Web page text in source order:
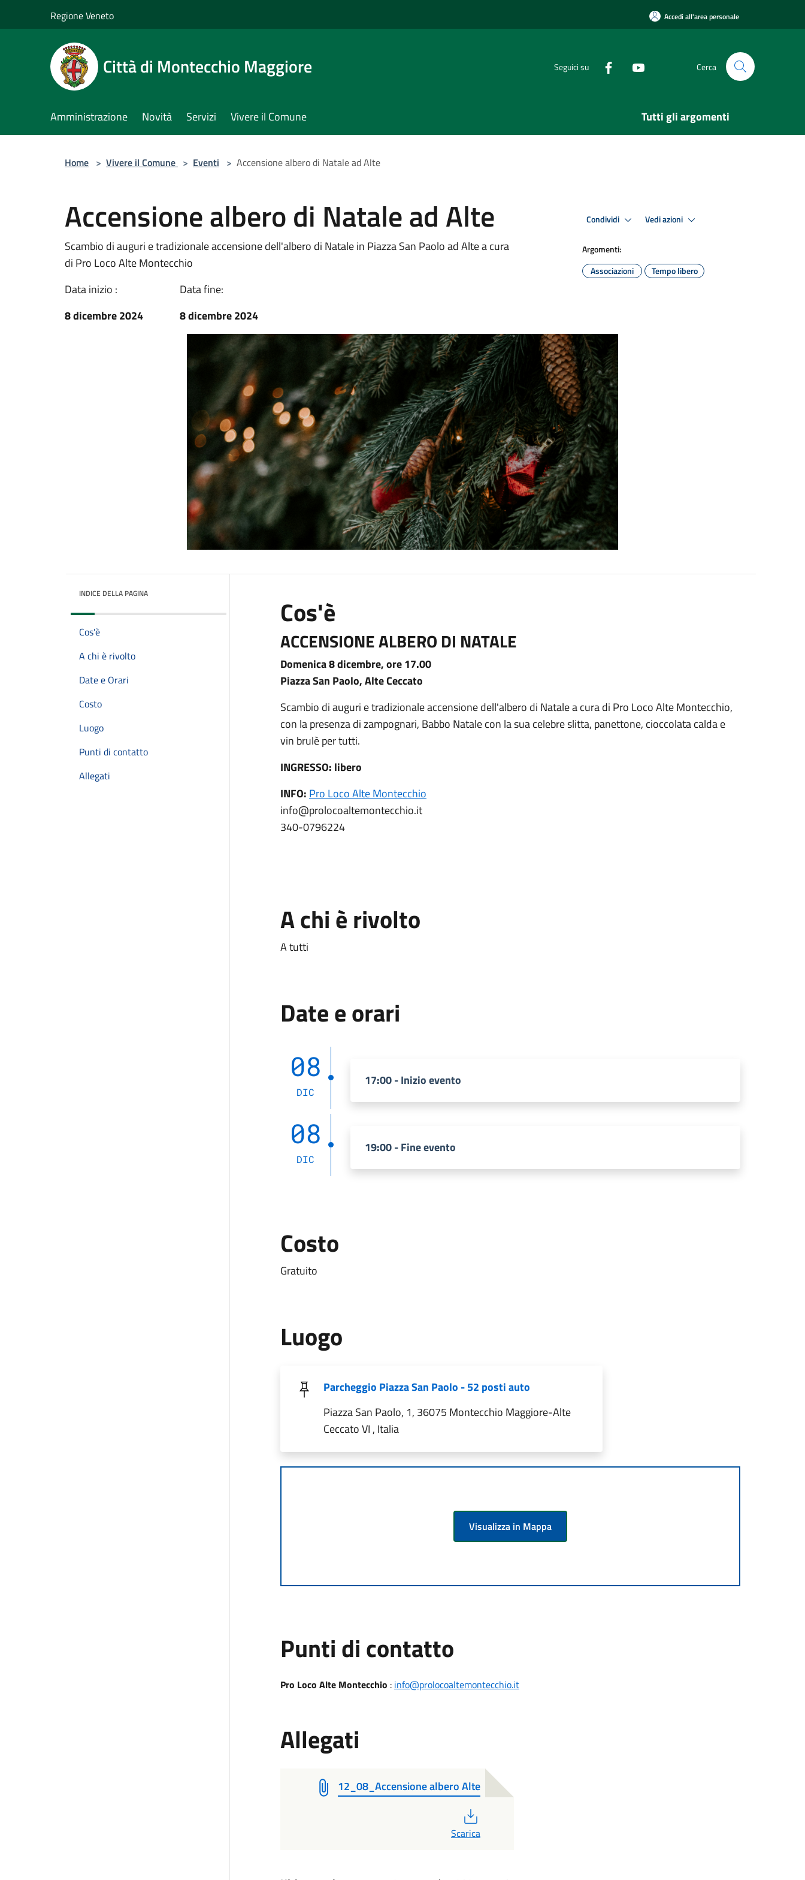
Regione Veneto Accedi all'area personale
Città di Montecchio Maggiore Seguici su Cerca
Amministrazione Novità Servizi Vivere il Comune Tutti gli argomenti
Home > Vivere il Comune > Eventi > Accensione albero di Natale ad Alte
Accensione albero di Natale ad Alte
Scambio di auguri e tradizionale accensione dell'albero di Natale in Piazza San Paolo ad Alte a cura
di Pro Loco Alte Montecchio
Data inizio :
8 dicembre 2024
Data fine:
8 dicembre 2024
Condividi Vedi azioni
Argomenti:
Associazioni
Tempo libero
INDICE DELLA PAGINA
Cos'è
A chi è rivolto
Date e Orari
Costo
Luogo
Punti di contatto
Allegati
Cos'è
ACCENSIONE ALBERO DI NATALE
Domenica 8 dicembre, ore 17.00
Piazza San Paolo, Alte Ceccato
Scambio di auguri e tradizionale accensione dell'albero di Natale a cura di Pro Loco Alte Montecchio,
con la presenza di zampognari, Babbo Natale con la sua celebre slitta, panettone, cioccolata calda e
vin brulè per tutti.
INGRESSO: libero
INFO: Pro Loco Alte Montecchio
info@prolocoaltemontecchio.it
340-0796224
A chi è rivolto
A tutti
Date e orari
08
DIC
17:00 - Inizio evento
08
DIC
19:00 - Fine evento
Costo
Gratuito
Luogo
Parcheggio Piazza San Paolo - 52 posti auto
Piazza San Paolo, 1, 36075 Montecchio Maggiore-Alte
Ceccato VI , Italia
Visualizza in Mappa
Punti di contatto
Pro Loco Alte Montecchio : info@prolocoaltemontecchio.it
Allegati
12_08_Accensione albero Alte
Scarica